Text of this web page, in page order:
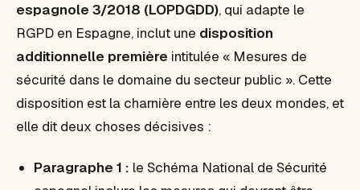
espagnole 3/2018 (LOPDGDD), qui adapte le
RGPD en Espagne, inclut une disposition
additionnelle première intitulée « Mesures de
sécurité dans le domaine du secteur public ». Cette
disposition est la charnière entre les deux mondes, et
elle dit deux choses décisives :
Paragraphe 1 : le Schéma National de Sécurité